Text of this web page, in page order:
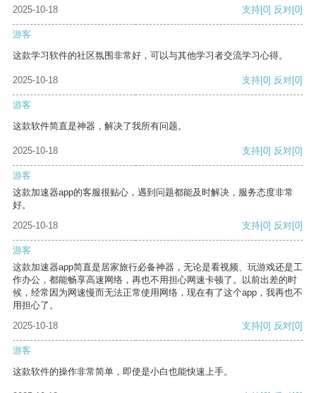
2025-10-18
支持[0] 反对[0]
游客
这款学习软件的社区氛围非常好，可以与其他学习者交流学习心得。
2025-10-18 支持[0] 反对[0]
游客
这款软件简直是神器，解决了我所有问题。
2025-10-18 支持[0] 反对[0]
游客
这款加速器app的客服很贴心，遇到问题都能及时解决，服务态度非常
好。
2025-10-18
支持[0] 反对[0]
游客
这款加速器app简直是居家旅行必备神器，无论是看视频、玩游戏还是工
作办公，都能畅享高速网络，再也不用担心网速卡顿了。以前出差的时
候，经常因为网速慢而无法正常使用网络，现在有了这个app，我再也不
用担心了。
2025-10-18
支持[0] 反对[0]
游客
这款软件的操作非常简单，即使是小白也能快速上手。